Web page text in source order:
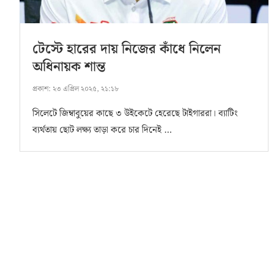
টেস্টে হারের দায় নিজের কাঁধে নিলেন
অধিনায়ক শান্ত
প্রকাশ: ২৩ এপ্রিল ২০২৫, ২১:১৮
সিলেটে জিম্বাবুয়ের কাছে ৩ উইকেটে হেরেছে টাইগাররা। ব্যাটিং
ব্যর্থতায় ছোট লক্ষ্য তাড়া করে চার দিনেই …